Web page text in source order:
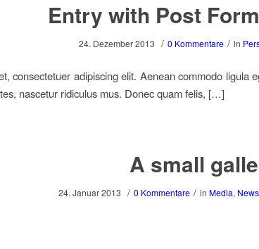
Entry with Post
24. Dezember 2013 / 0 Kommentare / in
consectetuer adipiscing elit. Aenean commodo ligula
nascetur ridiculus mus. Donec quam felis, […]
A small
24. Januar 2013 / 0 Kommentare / in Media, News